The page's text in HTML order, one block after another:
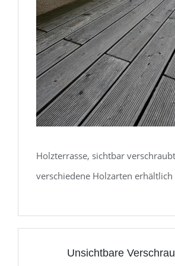
Holzterrasse, sichtbar
verschiedene Holzarten erhältlich
Unsichtbare